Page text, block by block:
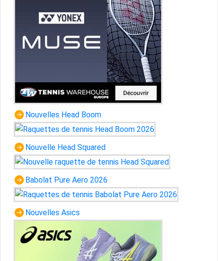
Nouvelles Head Boom
Nouvelle Head Squared
Babolat Pure Aero 2026
Nouvelles Asics